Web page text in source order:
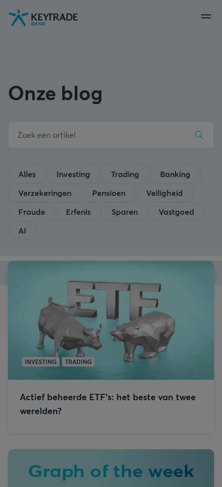
Naar
navigatie
Naar
aanmelden
Naar
inhoud
Onze blog
Alles Investing Trading
Banking
Verzekeringen
Pensioen
Veiligheid
Fraude
Erfenis Sparen
Vastgoed
AI
INVESTING TRADING
Actief beheerde ETF’s: het beste van twee
werelden?